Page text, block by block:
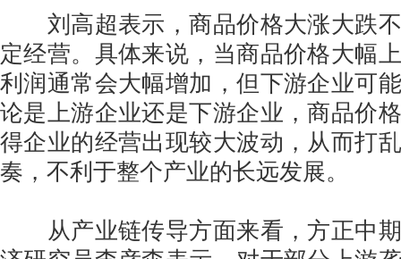
刘高超表示，商品价格大涨大跌不
定经营。具体来说，当商品价格大幅
利润通常会大幅增加，但下游企业可
论是上游企业还是下游企业，商品价
得企业的经营出现较大波动，从而打
奏，不利于整个产业的长远发展。
从产业链传导方面来看，方正中期